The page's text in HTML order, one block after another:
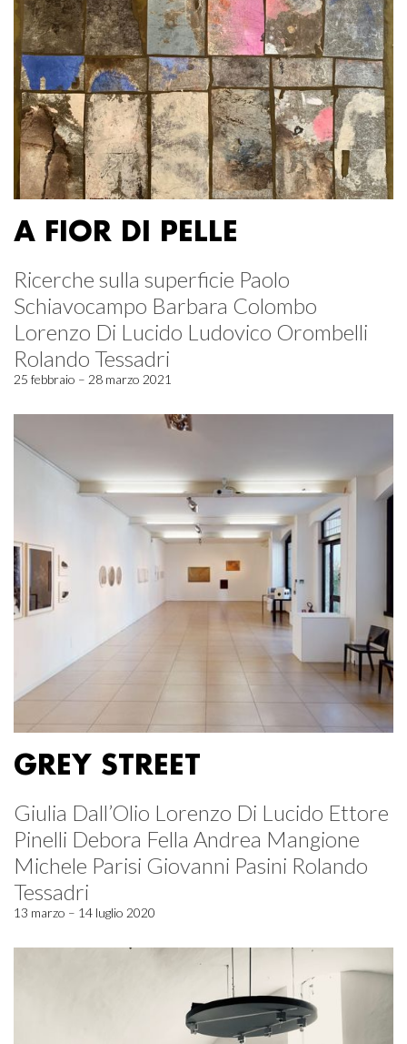
A FIOR DI PELLE
Ricerche sulla superficie Paolo
Schiavocampo Barbara Colombo
Lorenzo Di Lucido Ludovico Orombelli
Rolando Tessadri
25 febbraio – 28 marzo 2021
GREY STREET
Giulia Dall’Olio Lorenzo Di Lucido Ettore
Pinelli Debora Fella Andrea Mangione
Michele Parisi Giovanni Pasini Rolando
Tessadri
13 marzo – 14 luglio 2020